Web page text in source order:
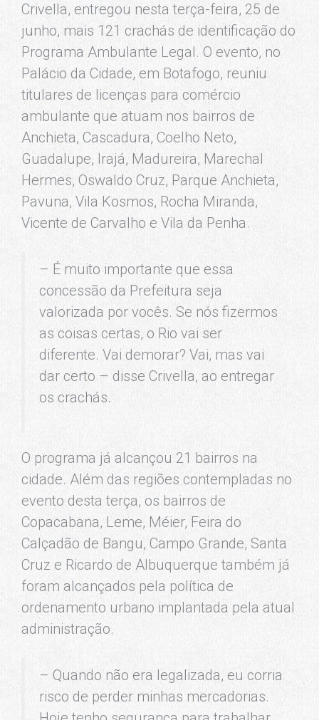
Crivella, entregou nesta terça-feira, 25 de
junho, mais 121 crachás de identificação do
Programa Ambulante Legal. O evento, no
Palácio da Cidade, em Botafogo, reuniu
titulares de licenças para comércio
ambulante que atuam nos bairros de
Anchieta, Cascadura, Coelho Neto,
Guadalupe, Irajá, Madureira, Marechal
Hermes, Oswaldo Cruz, Parque Anchieta,
Pavuna, Vila Kosmos, Rocha Miranda,
Vicente de Carvalho e Vila da Penha.
– É muito importante que essa
concessão da Prefeitura seja
valorizada por vocês. Se nós fizermos
as coisas certas, o Rio vai ser
diferente. Vai demorar? Vai, mas vai
dar certo – disse Crivella, ao entregar
os crachás.
O programa já alcançou 21 bairros na
cidade. Além das regiões contempladas no
evento desta terça, os bairros de
Copacabana, Leme, Méier, Feira do
Calçadão de Bangu, Campo Grande, Santa
Cruz e Ricardo de Albuquerque também já
foram alcançados pela política de
ordenamento urbano implantada pela atual
administração.
– Quando não era legalizada, eu corria
risco de perder minhas mercadorias.